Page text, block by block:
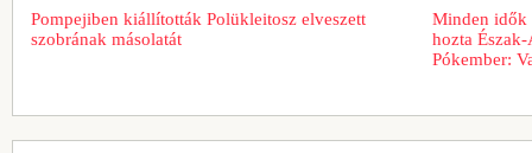
Pompejiben kiállították Polükleitosz elveszett
szobrának másolatát
Minden idők
hozta
Pókember: